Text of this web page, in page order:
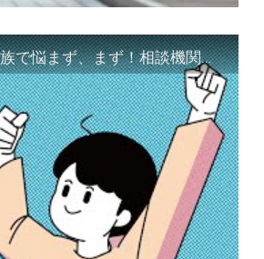
「ギャンブル等依存症対策啓発動画 ～一人で悩まず、家族で悩まず、まず！相談機関へ～」